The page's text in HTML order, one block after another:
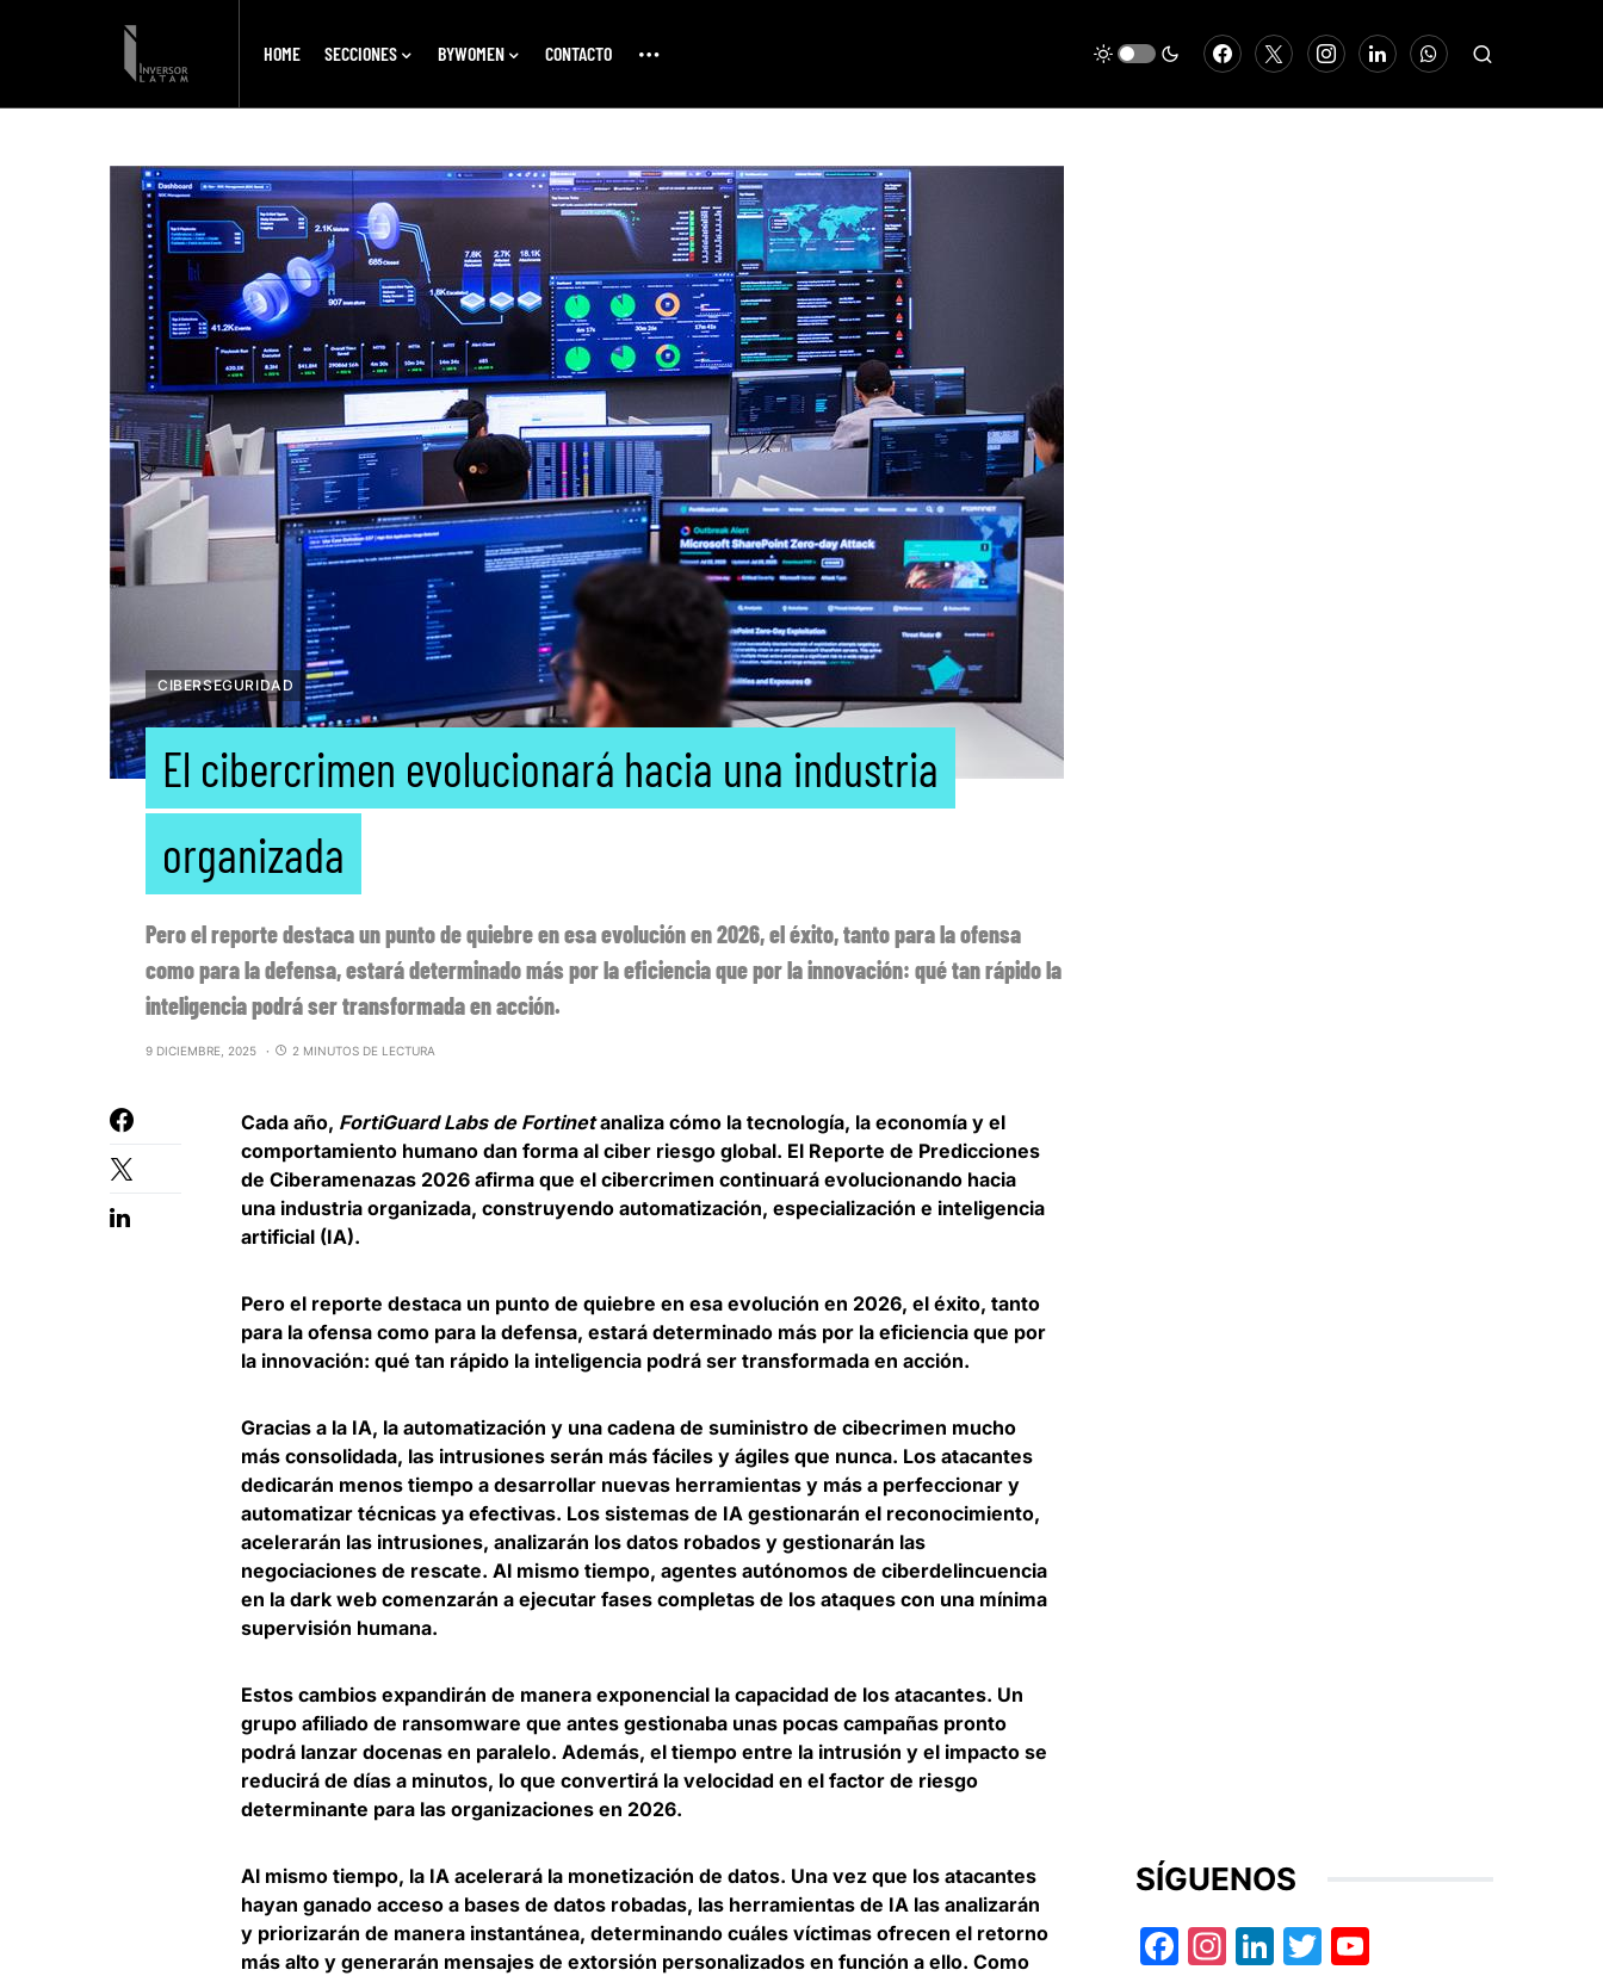
HOME SECCIONES BYWOMEN CONTACTO
CIBERSEGURIDAD
El cibercrimen evolucionará hacia una industria
organizada
Pero el reporte destaca un punto de quiebre en esa evolución en 2026, el éxito, tanto para la ofensa
como para la defensa, estará determinado más por la eficiencia que por la innovación: qué tan rápido la
inteligencia podrá ser transformada en acción.
9 DICIEMBRE, 2025 2 MINUTOS DE LECTURA
Cada año, FortiGuard Labs de Fortinetanaliza cómo la tecnología, la economía y el
comportamiento humano dan forma al ciber riesgo global. El Reporte de Predicciones
de Ciberamenazas 2026 afirma que el cibercrimen continuará evolucionando hacia
una industria organizada, construyendo automatización, especialización e inteligencia
artificial (IA).
Pero el reporte destaca un punto de quiebre en esa evolución en 2026, el éxito, tanto
para la ofensa como para la defensa, estará determinado más por la eficiencia que por
la innovación: qué tan rápido la inteligencia podrá ser transformada en acción.
Gracias a la IA, la automatización y una cadena de suministro de cibecrimen mucho
más consolidada, las intrusiones serán más fáciles y ágiles que nunca. Los atacantes
dedicarán menos tiempo a desarrollar nuevas herramientas y más a perfeccionar y
automatizar técnicas ya efectivas. Los sistemas de IA gestionarán el reconocimiento,
acelerarán las intrusiones, analizarán los datos robados y gestionarán las
negociaciones de rescate. Al mismo tiempo, agentes autónomos de ciberdelincuencia
en la dark web comenzarán a ejecutar fases completas de los ataques con una mínima
supervisión humana.
Estos cambios expandirán de manera exponencial la capacidad de los atacantes. Un
grupo afiliado de ransomware que antes gestionaba unas pocas campañas pronto
podrá lanzar docenas en paralelo. Además, el tiempo entre la intrusión y el impacto se
reducirá de días a minutos, lo que convertirá la velocidad en el factor de riesgo
determinante para las organizaciones en 2026.
Al mismo tiempo, la IA acelerará la monetización de datos. Una vez que los atacantes
hayan ganado acceso a bases de datos robadas, las herramientas de IA las analizarán
y priorizarán de manera instantánea, determinando cuáles víctimas ofrecen el retorno
más alto y generarán mensajes de extorsión personalizados en función a ello. Como
SÍGUENOS
Facebook
Instagram
LinkedIn
Twitter